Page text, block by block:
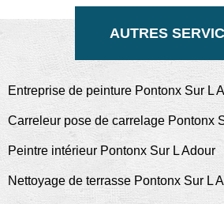
AUTRES
Entreprise de peinture Pontonx Sur L
Carreleur pose de carrelage Pontonx
Peintre intérieur Pontonx Sur L Adour
Nettoyage de terrasse Pontonx Sur L